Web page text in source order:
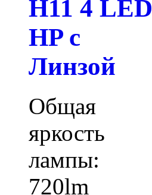
H11 4 LED
HP с
Линзой
Общая
яркость
лампы:
720lm